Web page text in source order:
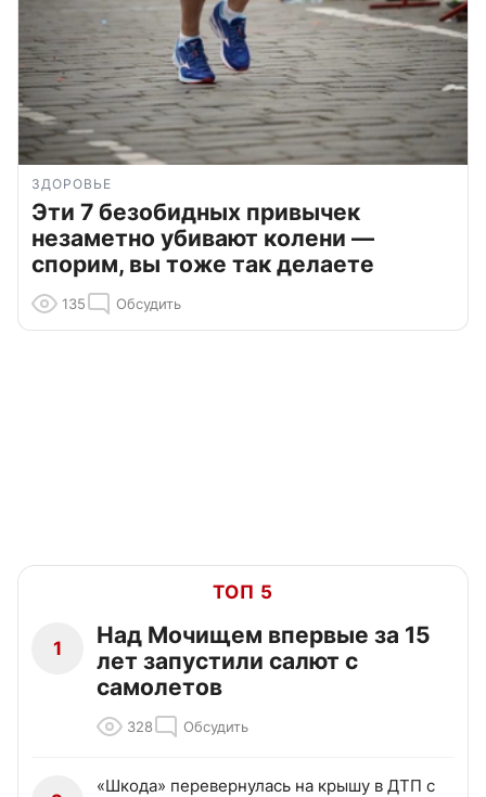
ЗДОРОВЬЕ
Эти 7 безобидных привычек
незаметно убивают колени —
спорим, вы тоже так делаете
135 Обсудить
ТОП 5
1
Над Мочищем впервые за 15
лет запустили салют с
самолетов
328 Обсудить
«Шкода» перевернулась на крышу в ДТП с